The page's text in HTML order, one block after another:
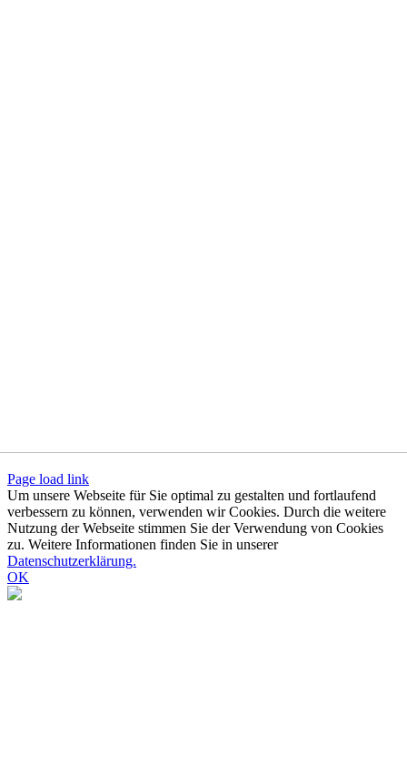
Page load link
Um unsere Webseite für Sie optimal zu gestalten und fortlaufend
verbessern zu können, verwenden wir Cookies. Durch die weitere
Nutzung der Webseite stimmen Sie der Verwendung von Cookies
zu. Weitere Informationen finden Sie in unserer
Datenschutzerklärung.
OK